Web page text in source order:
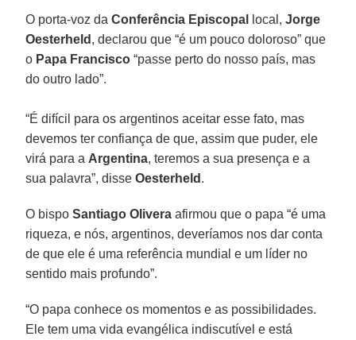
O porta-voz daConferência Episcopal local,Jorge
Oesterheld , declarou que “é um pouco doloroso” que
o Papa Francisco “passe perto do nosso país, mas
do outro lado”.
“É difícil para os argentinos aceitar esse fato, mas
devemos ter confiança de que, assim que puder, ele
virá para a Argentina, teremos a sua presença e a
sua palavra”, disseOesterheld .
O bispoSantiago Olivera afirmou que o papa “é uma
riqueza, e nós, argentinos, deveríamos nos dar conta
de que ele é uma referência mundial e um líder no
sentido mais profundo”.
“O papa conhece os momentos e as possibilidades.
Ele tem uma vida evangélica indiscutível e está